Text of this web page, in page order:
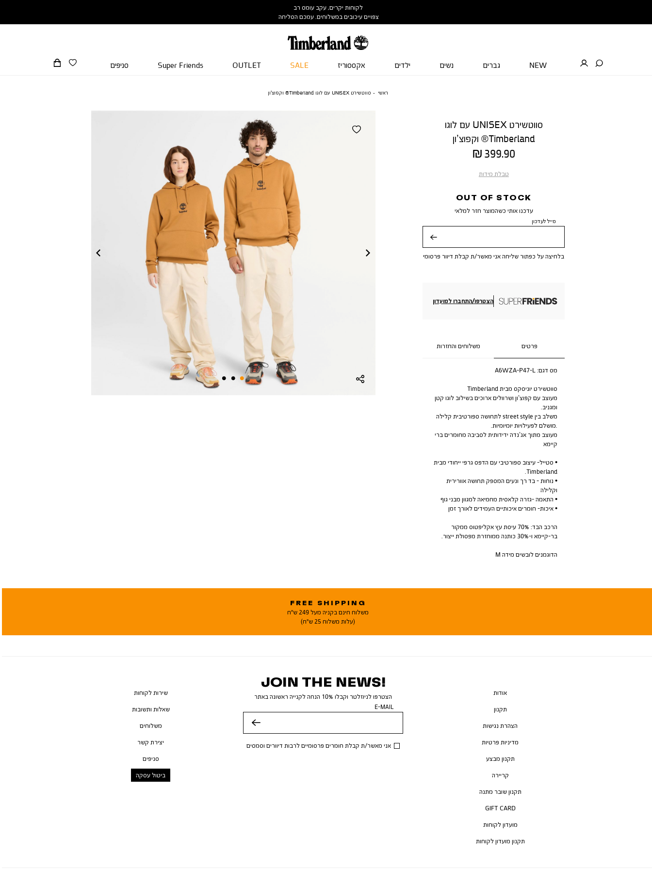
לקוחות יקרים, עקב עומס רב
צפויים עיכובים במשלוחים. עמכם הסליחה
NEW גברים נשים ילדים אקססוריז SALE
OUTLET
Super Friends סניפים
ראשי סווטשירט UNISEX עם לוגו Timberland® וקפוצ’ון
סווטשירט UNISEX עם לוגו
Timberland® וקפוצ’ון
מחיר
מוצר
399.90 ₪
טבלת מידות
OUT OF STOCK
עדכנו אותי כשהמוצר חזר למלאי
מייל לעדכון
בלחיצה על כפתור שליחה אני מאשר/ת קבלת דיוור פרסומי
הצטרפו/התחברו למועדון
פרטים משלוחים והחזרות
מס דגם: A6WZA-P47-L
סווטשירט יוניסקס מבית Timberland
מעוצב עם קפוצ’ון ושרוולים ארוכים בשילוב לוגו קטן
ומגניב.
משלב בין street style לתחושה ספורטיבית קלילה
.מושלם לפעילויות יומיומיות.
מעוצב מתוך אג’נדה ידידותית לסביבה מחומרים ברי
קיימא
• סטייל- עיצוב ספורטיבי עם הדפס גרפי ייחודי מבית
Timberland.
• נוחות - בד רך ונעים המספק תחושה אוורירית
וקלילה
• התאמה -גזרה קלאסית מחמיאה למגוון מבני גוף
• איכות- חומרים איכותיים העמידים לאורך זמן
הרכב הבד: 70% עיסת עץ אקליפטוס ממקור
בר-קיימא ו-30% כותנה ממוחזרת מפסולת ייצור.
הדוגמנים לובשים מידה M
FREE SHIPPING
משלוח חינם בקניה מעל 249 ש"ח
(עלות משלוח 25 ש"ח)
JOIN THE NEWS!
הצטרפו לניוזלטר וקבלו 10% הנחה לקנייה ראשונה באתר
E-MAIL
אני מאשר/ת קבלת חומרים פרסומיים לרבות דיוורים וסמסים
אודות
תקנון
הצהרת נגישות
מדיניות פרטיות
תקנון מבצע
קריירה
תקנון שובר מתנה
GIFT CARD
מועדון לקוחות
תקנון מועדון לקוחות
שירות לקוחות
שאלות ותשובות
משלוחים
יצירת קשר
סניפים
ביטול עסקה